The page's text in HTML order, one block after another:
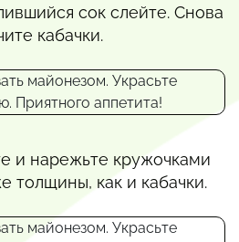
сок слейте. Снова
кабачки.
и нарежьте кружочками
толщины, как и кабачки.